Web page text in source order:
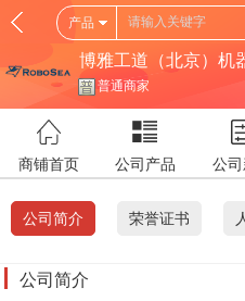
产品
博雅工道（北京）机
普通商家
商铺首页 公司产品 公
公司简介 荣誉证书
公司简介